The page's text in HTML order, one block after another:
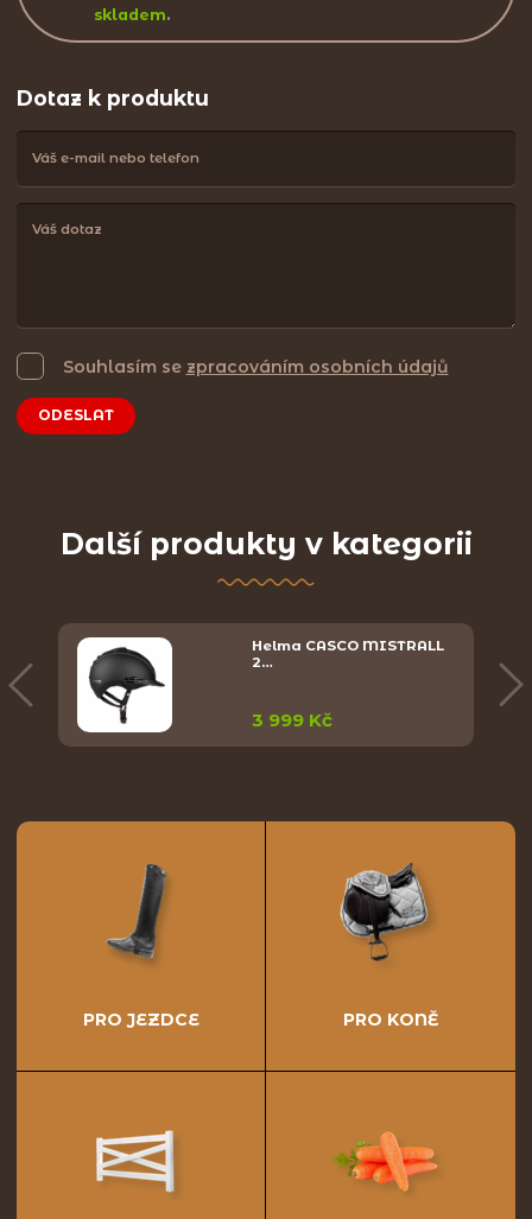
skladem.
Dotaz k produktu
Souhlasím se zpracováním osobních údajů
ODESLAT
Další produkty v kategorii
Helma CASCO MISTRALL
2…
3 999 Kč
PRO JEZDCE PRO KONĚ